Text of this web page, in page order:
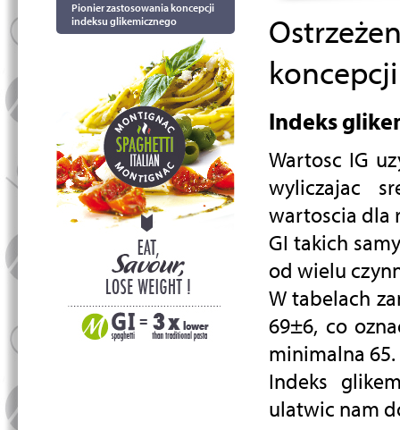
Pionier zastosowania koncepcji
indeksu glikemicznego
Indeks
Wartosc IG
wyliczajac
wartoscia dla
GI takich
od wielu
W tabelach
69±6, co
minimalna 65.
Indeks
ulatwic nam